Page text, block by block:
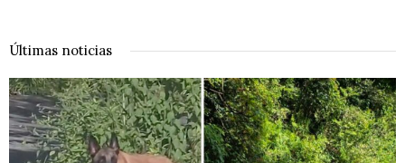
Últimas noticias